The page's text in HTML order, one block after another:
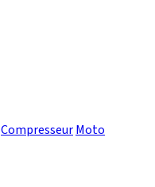
CompresseurMoto